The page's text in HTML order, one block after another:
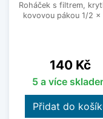
Roháček s filtrem,
kovovou pákou 1/2 x
Cena
140 Kč
5 a více
Přidat do